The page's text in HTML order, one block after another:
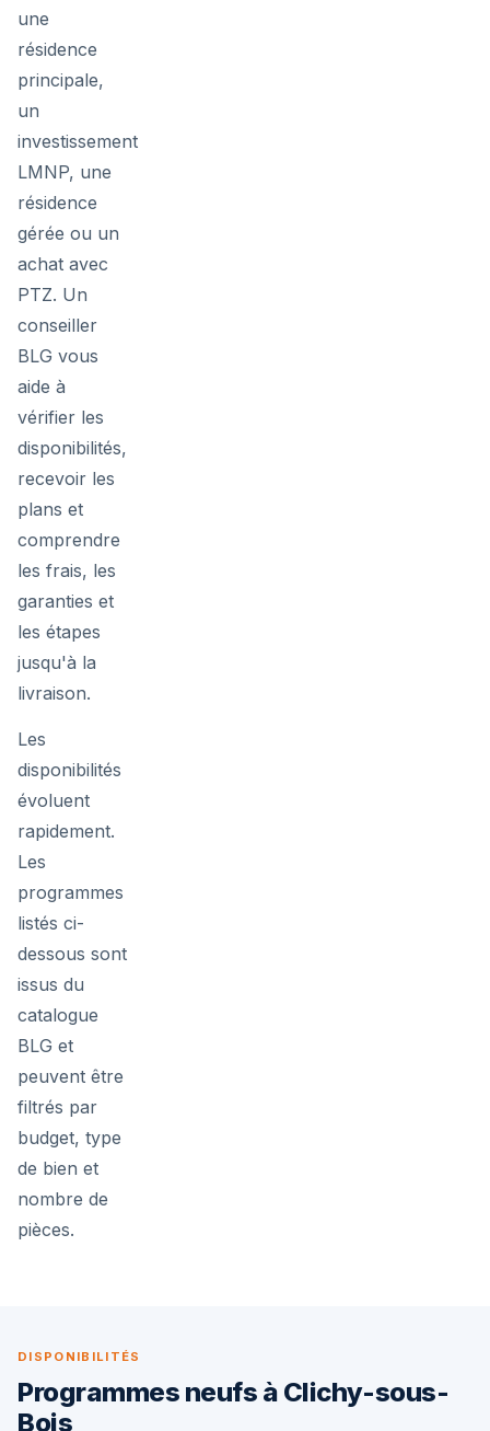
une
résidence
principale,
un
investissement
LMNP, une
résidence
gérée ou un
achat avec
PTZ. Un
conseiller
BLG vous
aide à
vérifier les
disponibilités,
recevoir les
plans et
comprendre
les frais, les
garanties et
les étapes
jusqu'à la
livraison.
Les
disponibilités
évoluent
rapidement.
Les
programmes
listés ci-
dessous sont
issus du
catalogue
BLG et
peuvent être
filtrés par
budget, type
de bien et
nombre de
pièces.
DISPONIBILITÉS
Programmes neufs à Clichy-sous-
Bois